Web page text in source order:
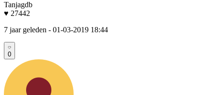
Tanjagdb
♥ 27442
7 jaar geleden - 01-03-2019 18:44
0